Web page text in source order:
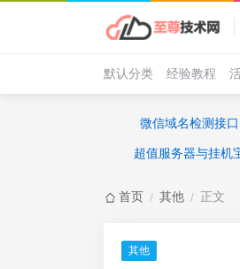
默认分类 经验教程
微信域名检测接口
超值服务器与挂机
首页 / 其他 / 正文
其他